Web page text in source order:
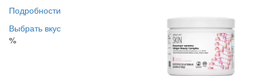
Подробности
Выбрать вкус
%